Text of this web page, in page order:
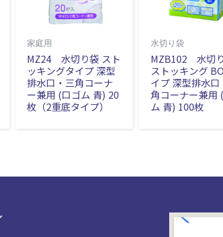
家庭用
MZ24 水切り袋 スト
ッキングタイプ 深型
排水口・三角コーナ
ー兼用 (口ゴム 青) 20
枚（2重底タイプ）
水切り袋
MZB102 水切
ストッキング
イプ 深型排水口
角コーナー兼用
ム 青) 100枚